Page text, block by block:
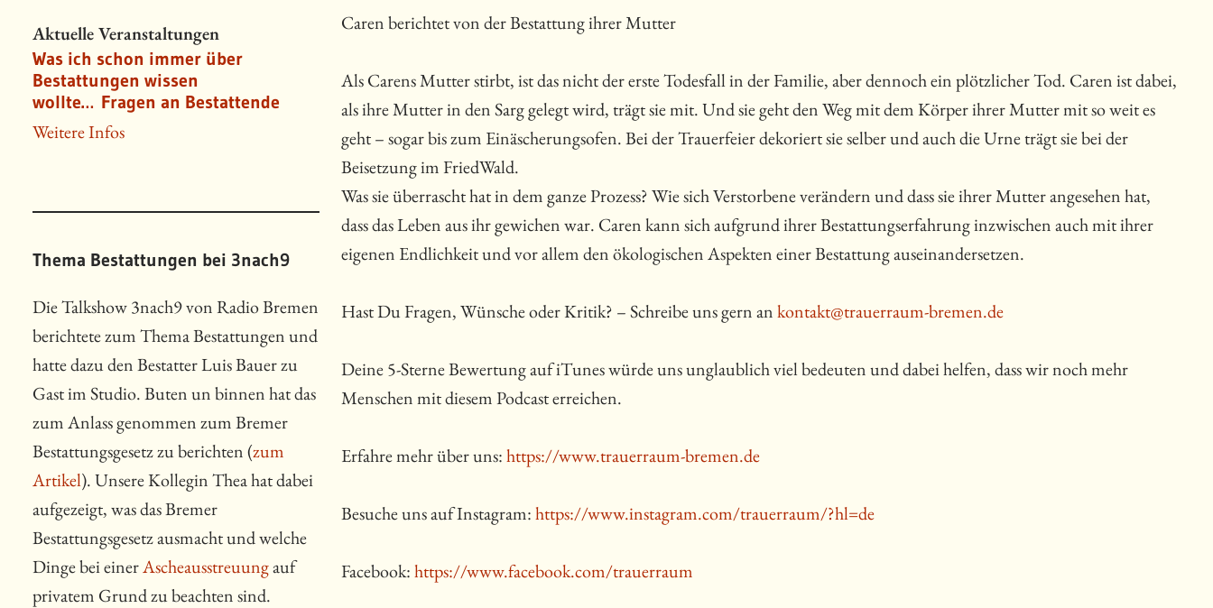
Caren berichtet von der Bestattung ihrer Mutter
Als Carens Mutter stirbt, ist das nicht der erste Todesfall in der Familie, aber dennoch ein plötzlicher Tod. Caren ist dabei,
als ihre Mutter in den Sarg gelegt wird, trägt sie mit. Und sie geht den Weg mit dem Körper ihrer Mutter mit so weit es
geht – sogar bis zum Einäscherungsofen. Bei der Trauerfeier dekoriert sie selber und auch die Urne trägt sie bei der
Beisetzung im FriedWald.
Was sie überrascht hat in dem ganze Prozess? Wie sich Verstorbene verändern und dass sie ihrer Mutter angesehen hat,
dass das Leben aus ihr gewichen war. Caren kann sich aufgrund ihrer Bestattungserfahrung inzwischen auch mit ihrer
eigenen Endlichkeit und vor allem den ökologischen Aspekten einer Bestattung auseinandersetzen.
Hast Du Fragen, Wünsche oder Kritik? – Schreibe uns gern ankontakt@trauerraum-bremen.de
Deine 5-Sterne Bewertung auf iTunes würde uns unglaublich viel bedeuten und dabei helfen, dass wir noch mehr
Menschen mit diesem Podcast erreichen.
Erfahre mehr über uns:https://www.trauerraum-bremen.de
Besuche uns auf Instagram:https://www.instagram.com/trauerraum/?hl=de
Facebook:https://www.facebook.com/trauerraum
Aktuelle Veranstaltungen
Was ich schon immer über
Bestattungen wissen
wollte… Fragen an Bestattende
Weitere Infos
Thema Bestattungen bei 3nach9
Die Talkshow 3nach9 von Radio Bremen
berichtete zum Thema Bestattungen und
hatte dazu den Bestatter Luis Bauer zu
Gast im Studio. Buten un binnen hat das
zum Anlass genommen zum Bremer
Bestattungsgesetz zu berichten (zum
Artikel). Unsere Kollegin Thea hat dabei
aufgezeigt, was das Bremer
Bestattungsgesetz ausmacht und welche
Dinge bei einerAscheausstreuungauf
privatem Grund zu beachten sind.